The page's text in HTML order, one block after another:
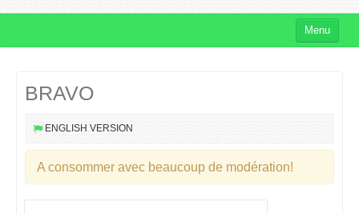
Menu
Cocktails Rhum
Cocktails Vodka
Cocktails Whisky
Cocktails Tequila
BRAVO
ENGLISH VERSION
A consommer avec beaucoup de modération!